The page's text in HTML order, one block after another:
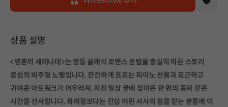
상품 설명
<영혼의 세레나데>는 정통 클래식 로맨스 문법을 충실히 따른 스토리
중심의 비주얼 노벨입니다. 잔잔하게 흐르는 피아노 선율과 포근하고
귀여운 아트워크가 어우러져, 지친 일상 끝에 찾아온 한 편의 동화 같은
시간을 선사합니다. 화려함보다는 진심 어린 서사의 힘을 믿는 분들께 이